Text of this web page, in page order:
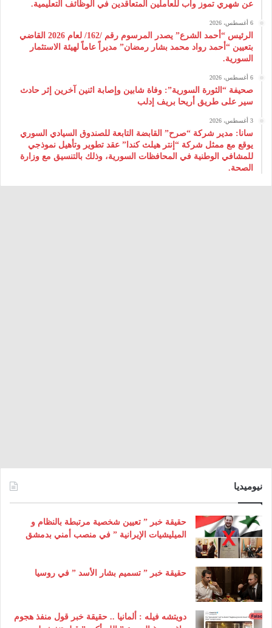
عن شهري تموز وآب للعاملين المتعاقدين في الوظائف التعليمية.
6 أغسطس، 2026
الرئيس “أحمد الشرع” يصدر المرسوم رقم /162/ لعام 2026 ‌القاضي
بتعيين “أحمد رواد محمد بشار رمضان” مديراً عاماً لهيئة ‌الاستثمار
السورية.
6 أغسطس، 2026
صحيفة “الثورة السورية”: وفاة شابين وإصابة اثنين آخرين إثر حادث
سير على طريق أريحا بريف إدلب
3 أغسطس، 2026
سانا: مدير شركة “صرح” القابضة التابعة للصندوق السيادي السوري
يوقع مع ممثل شركة “إنتر هيلث كندا” عقد تطوير وتأهيل نموذجي
للمشافي الوطنية في المحافظات السورية، وذلك بالتنسيق مع وزارة
الصحة.
نيوميديا
حقيقة خبر ” تعيين شخصية مرتبطة بالنظام و
الميليشيات الإيرانية ” في منصب أمني بدمشق
حقيقة خبر ” تسميم بشار الأسد ” في روسيا
دويتشه فيله : ألمانيا .. حقيقة خبر قول منفذ هجوم